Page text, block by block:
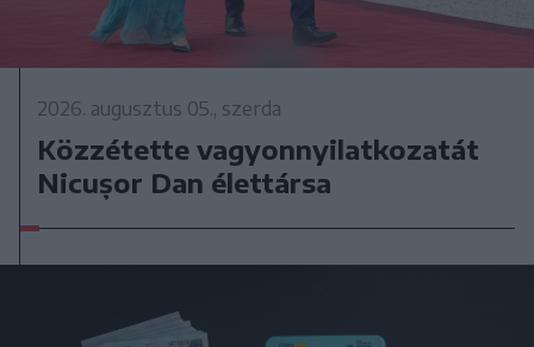
2026. augusztus 05., szerda
Közzétette vagyonnyilatkozatát
Nicușor Dan élettársa